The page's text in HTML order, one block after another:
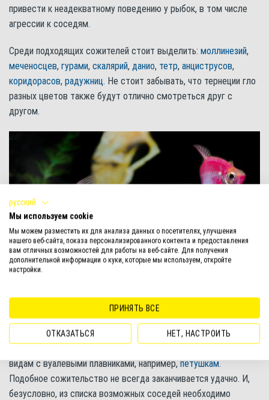
привести к неадекватному поведению у рыбок, в том числе
агрессии к соседям.
Среди подходящих сожителей стоит выделить: моллинезий,
меченосцев, гурами, скалярий, данио, тетр, анциструсов,
коридорасов, радужниц. Не стоит забывать, что тернеции гло
разных цветов также будут отлично смотреться друг с
другом.
Тернеция глофиш хорошо уживается с любыми мирными
рыбками
видам с вуалевыми плавниками, например,петушкам.
Подобное сожительство не всегда заканчивается удачно. И,
безусловно, из списка возможных соседей необходимо
русский
Мы используем cookie
Мы можем разместить их для анализа данных о посетителях, улучшения
нашего веб-сайта, показа персонализированного контента и предоставления
вам отличных возможностей для работы на веб-сайте. Для получения
дополнительной информации о куки, которые мы используем, откройте
настройки.
ПРИНЯТЬ ВСЕ
ОТКАЗАТЬСЯ НЕТ, НАСТРОИТЬ